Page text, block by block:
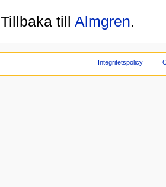
Tillbaka till Almgren.
Integritetspolicy